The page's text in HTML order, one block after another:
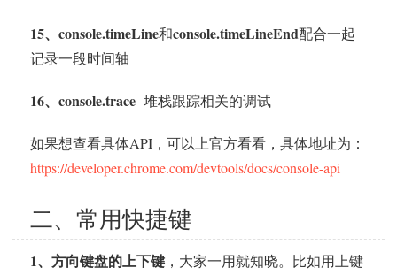
15、console.timeLine和console.timeLineEnd配合一起
记录一段时间轴
16、console.trace 堆栈跟踪相关的调试
如果想查看具体API，可以上官方看看，具体地址为：
https://developer.chrome.com/devtools/docs/console-api
二、常用快捷键
1、方向键盘的上下键 ，大家一用就知晓。比如用上键